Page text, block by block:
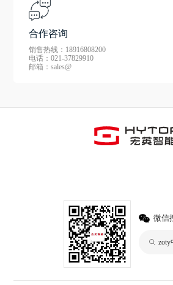
合作咨询
销售热线：18916808200
电话：021-37829910
邮箱：sales@
微信
zoty